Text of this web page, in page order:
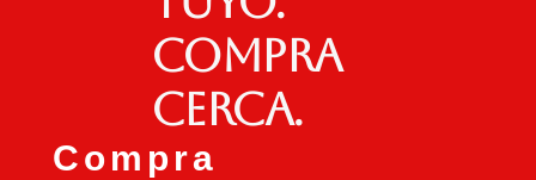
Compra
cerca.
Compra